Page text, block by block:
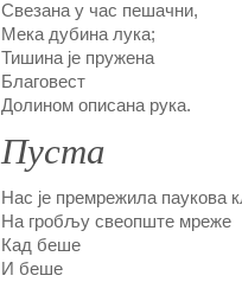
Свезана у час пешачни,
Мека дубина лука;
Тишина је пружена
Благовест
Долином описана рука.
Пуста
Нас је премрежила паукова
На гробљу свеопште мреже
Кад беше
И беше